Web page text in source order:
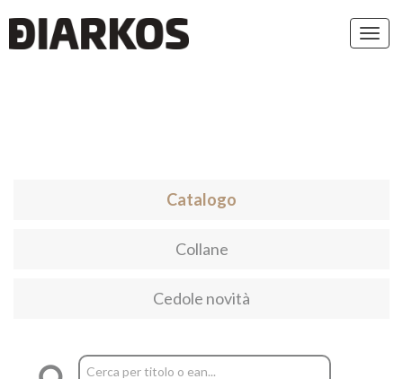
Catalogo
Collane
Cedole novità